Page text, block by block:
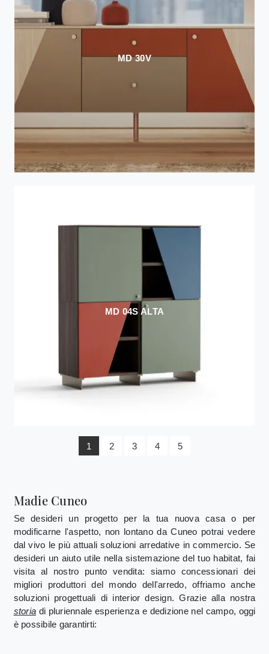
MD 30V
MD 04S ALTA
1 2 3 4 5
Madie Cuneo
Se desideri un progetto per la tua nuova casa o per
modificarne l'aspetto, non lontano da Cuneo potrai vedere
dal vivo le più attuali soluzioni arredative in commercio. Se
desideri un aiuto utile nella sistemazione del tuo habitat, fai
visita al nostro punto vendita: siamo concessionari dei
migliori produttori del mondo dell'arredo, offriamo anche
soluzioni progettuali di interior design. Grazie alla nostra
storia di pluriennale esperienza e dedizione nel campo, oggi
è possibile garantirti: